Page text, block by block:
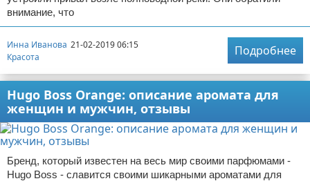
внимание, что
Инна Иванова 21-02-2019 06:15
Красота
Подробнее
Hugo Boss Orange: описание аромата для
женщин и мужчин, отзывы
Бренд, который известен на весь мир своими парфюмами -
Hugo Boss - славится своими шикарными ароматами для